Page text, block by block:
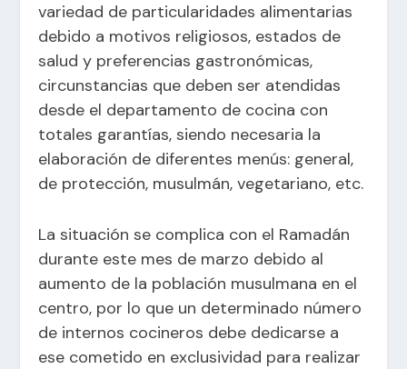
variedad de particularidades alimentarias
debido a motivos religiosos, estados de
salud y preferencias gastronómicas,
circunstancias que deben ser atendidas
desde el departamento de cocina con
totales garantías, siendo necesaria la
elaboración de diferentes menús: general,
de protección, musulmán, vegetariano, etc.
La situación se complica con el Ramadán
durante este mes de marzo debido al
aumento de la población musulmana en el
centro, por lo que un determinado número
de internos cocineros debe dedicarse a
ese cometido en exclusividad para realizar